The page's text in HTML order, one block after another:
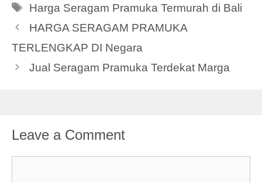
Tags
Harga Seragam Pramuka Termurah di Bali
HARGA SERAGAM PRAMUKA
TERLENGKAP DI Negara
Jual Seragam Pramuka Terdekat Marga
Leave a Comment